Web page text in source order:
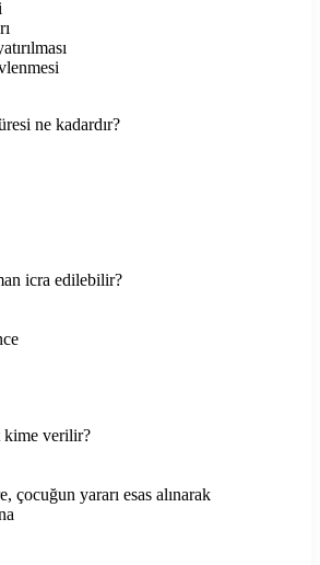
ne kadardır?
icra edilebilir?
kime verilir?
çocuğun yararı esas alınarak